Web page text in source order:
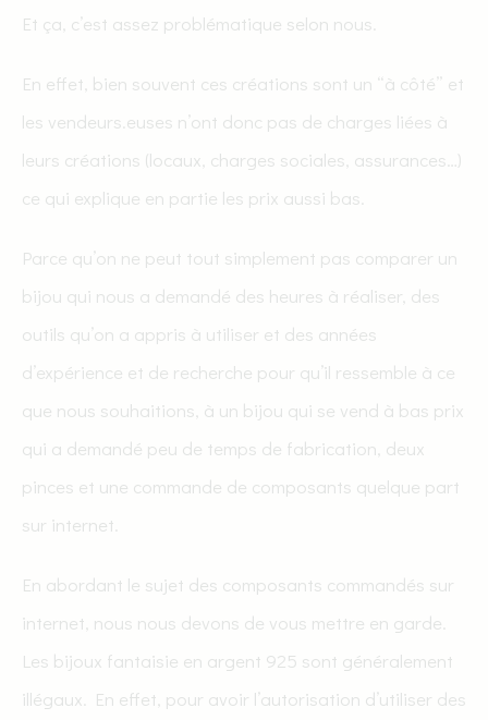
Et ça, c’est assez problématique selon nous.
En effet, bien souvent ces créations sont un “à côté” et
les vendeurs.euses n’ont donc pas de charges liées à
leurs créations (locaux, charges sociales, assurances…)
ce qui explique en partie les prix aussi bas.
Parce qu’on ne peut tout simplement pas comparer un
bijou qui nous a demandé des heures à réaliser, des
outils qu’on a appris à utiliser et des années
d’expérience et de recherche pour qu’il ressemble à ce
que nous souhaitions, à un bijou qui se vend à bas prix
qui a demandé peu de temps de fabrication, deux
pinces et une commande de composants quelque part
sur internet.
En abordant le sujet des composants commandés sur
internet, nous nous devons de vous mettre en garde.
Les bijoux fantaisie en argent 925 sont généralement
illégaux. En effet, pour avoir l’autorisation d’utiliser des